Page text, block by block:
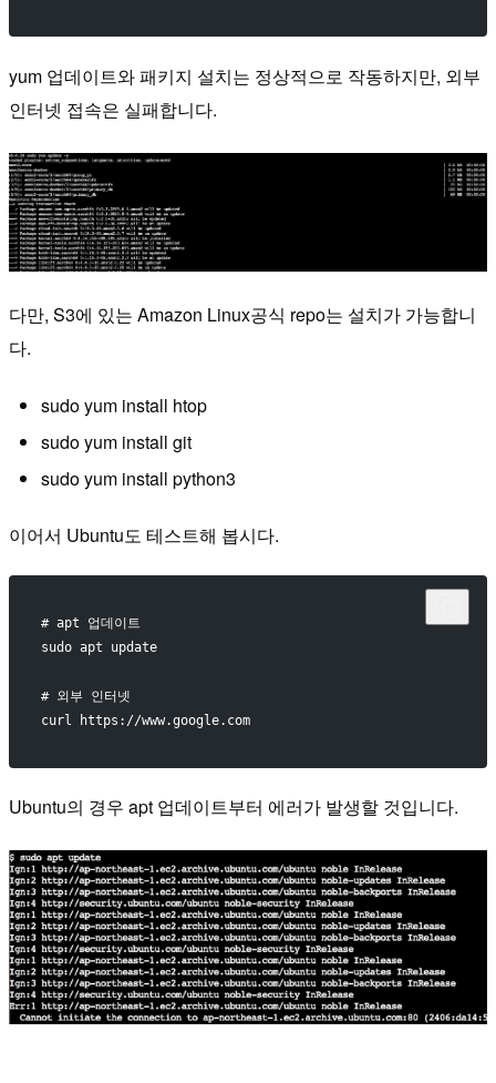
yum 업데이트와 패키지 설치는 정상적으로 작동하지만, 외부
인터넷 접속은 실패합니다.
다만, S3에 있는 Amazon Linux공식 repo는 설치가 가능합니
다.
sudo yum install htop
sudo yum install git
sudo yum install python3
이어서 Ubuntu도 테스트해 봅시다.
# apt 업데이트
sudo apt update
# 외부 인터넷
curl https://www.google.com
Ubuntu의 경우 apt 업데이트부터 에러가 발생할 것입니다.